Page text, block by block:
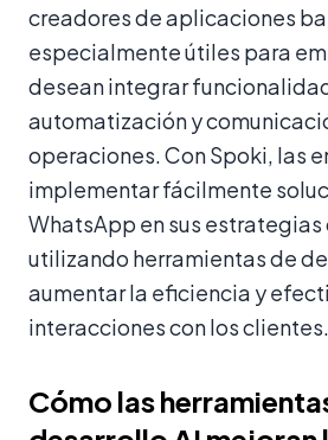
creadores de aplicaciones
especialmente útiles para
desean integrar
automatización y
operaciones. Con Spoki, las
implementar fácilmente
WhatsApp en sus
utilizando herramientas de
aumentar la eficiencia y
interacciones con los clientes.
Cómo las